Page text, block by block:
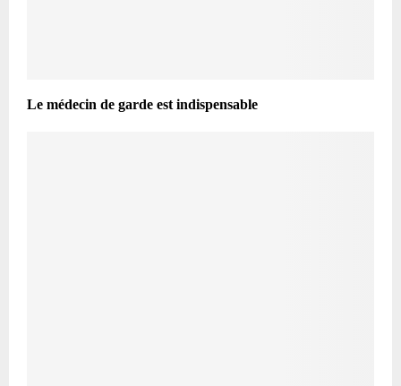
Le médecin de garde est indispensable